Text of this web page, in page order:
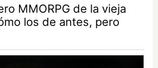
MMORPG de la vieja
los de antes, pero